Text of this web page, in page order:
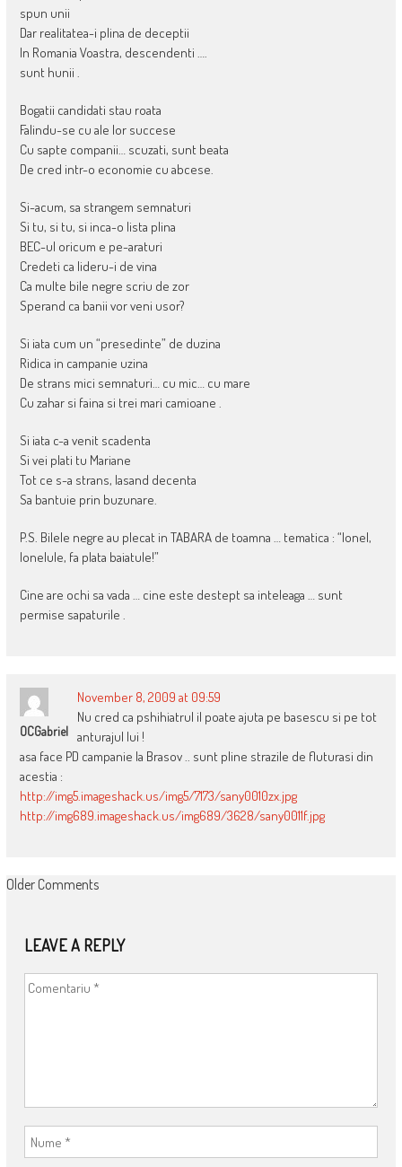
spun unii
Dar realitatea-i plina de deceptii
In Romania Voastra, descendenti ….
sunt hunii .
Bogatii candidati stau roata
Falindu-se cu ale lor succese
Cu sapte companii… scuzati, sunt beata
De cred intr-o economie cu abcese.
Si-acum, sa strangem semnaturi
Si tu, si tu, si inca-o lista plina
BEC-ul oricum e pe-araturi
Credeti ca lideru-i de vina
Ca multe bile negre scriu de zor
Sperand ca banii vor veni usor?
Si iata cum un “presedinte” de duzina
Ridica in campanie uzina
De strans mici semnaturi… cu mic… cu mare
Cu zahar si faina si trei mari camioane .
Si iata c-a venit scadenta
Si vei plati tu Mariane
Tot ce s-a strans, lasand decenta
Sa bantuie prin buzunare.
P.S. Bilele negre au plecat in TABARA de toamna … tematica : “Ionel,
Ionelule, fa plata baiatule!”
Cine are ochi sa vada … cine este destept sa inteleaga … sunt
permise sapaturile .
OCGabriel
November 8, 2009 at 09:59
Nu cred ca pshihiatrul il poate ajuta pe basescu si pe tot
anturajul lui !
asa face PD campanie la Brasov .. sunt pline strazile de fluturasi din
acestia :
http://img5.imageshack.us/img5/7173/sany0010zx.jpg
http://img689.imageshack.us/img689/3628/sany0011f.jpg
COMMENT
Older Comments
LEAVE A REPLY